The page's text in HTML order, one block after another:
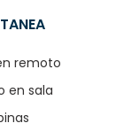
remoto
en sala